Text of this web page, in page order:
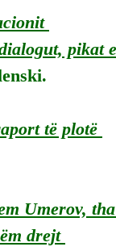
pikat e
të plotë
Umerov, tha
drejt